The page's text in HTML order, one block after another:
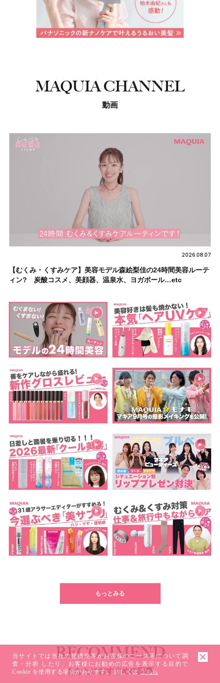
MAQUIA CHANNEL
動画
2026.08.07
【むくみ・くすみケア】美容モデル森絵梨佳の24時間美容ルーテ
ィン? 炭酸コスメ、美顔器、温泉水、ヨガポール…etc
もっとみる
RECOMMEND
あなたにおすすめの記事
当サイトでは当社の提携先等がお客様のニーズ等について調
査・分析 したり、お客様にお勧めの広告を表示する目的で
Cookie を使用する場合があります。 詳しくは こちら